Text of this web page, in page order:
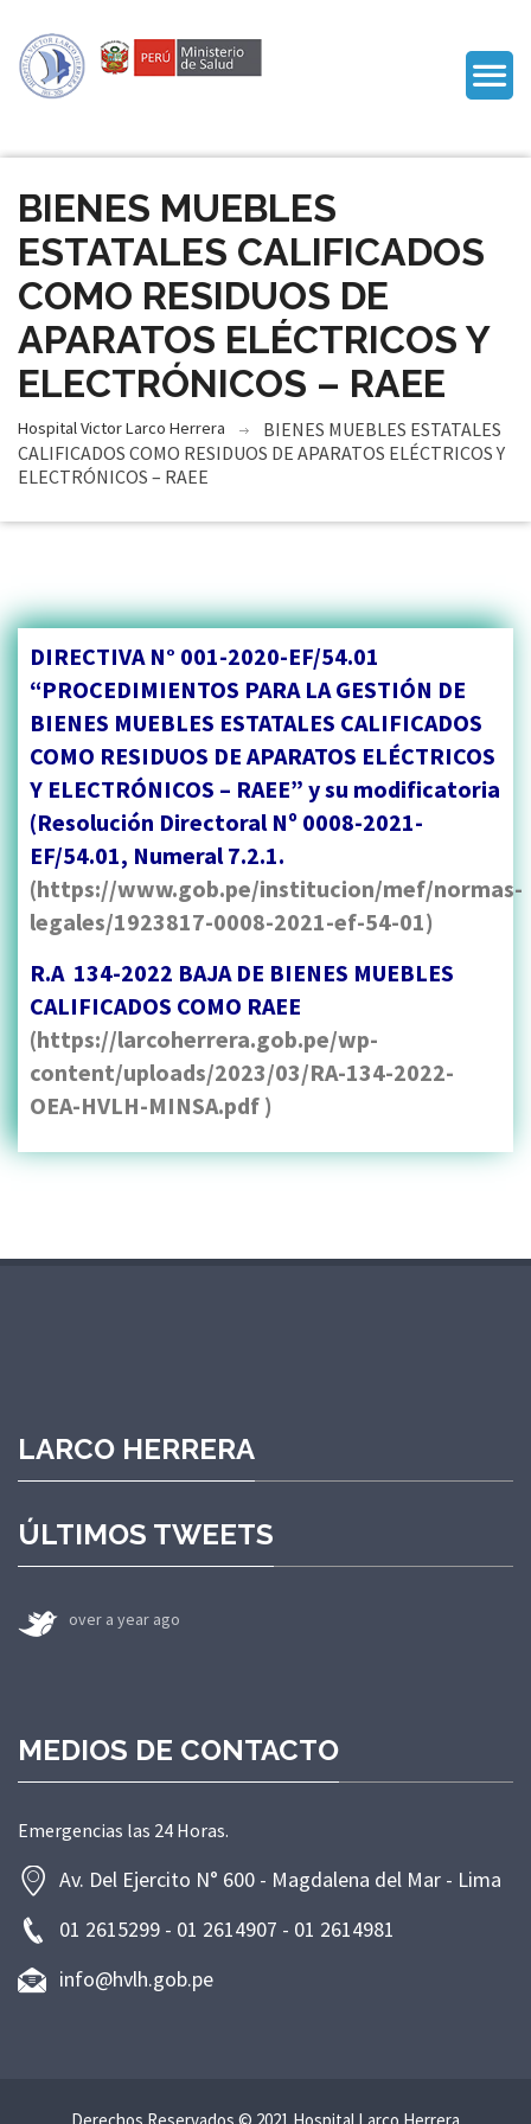
BIENES MUEBLES
ESTATALES CALIFICADOS
COMO RESIDUOS DE
APARATOS ELÉCTRICOS Y
ELECTRÓNICOS – RAEE
Hospital Victor Larco Herrera
BIENES MUEBLES ESTATALES
CALIFICADOS COMO RESIDUOS DE APARATOS ELÉCTRICOS Y
ELECTRÓNICOS – RAEE
DIRECTIVA N° 001-2020-EF/54.01
“PROCEDIMIENTOS PARA LA GESTIÓN DE
BIENES MUEBLES ESTATALES CALIFICADOS
COMO RESIDUOS DE APARATOS ELÉCTRICOS
Y ELECTRÓNICOS – RAEE” y su modificatoria
(Resolución Directoral Nº 0008-2021-
EF/54.01, Numeral 7.2.1.
(https://www.gob.pe/institucion/mef/normas-
legales/1923817-0008-2021-ef-54-01)
R.A 134-2022 BAJA DE BIENES MUEBLES
CALIFICADOS COMO RAEE
(https://larcoherrera.gob.pe/wp-
content/uploads/2023/03/RA-134-2022-
OEA-HVLH-MINSA.pdf )
LARCO HERRERA
ÚLTIMOS TWEETS
over a year ago
MEDIOS DE CONTACTO
Emergencias las 24 Horas.
Av. Del Ejercito N° 600 - Magdalena del Mar - Lima
01 2615299 - 01 2614907 - 01 2614981
info@hvlh.gob.pe